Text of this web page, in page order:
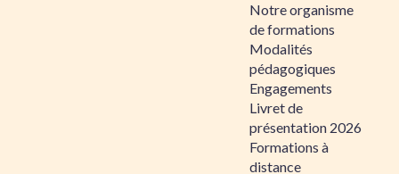
Notre organisme
de formations
Modalités
pédagogiques
Engagements
Livret de
présentation 2026
Formations à
distance